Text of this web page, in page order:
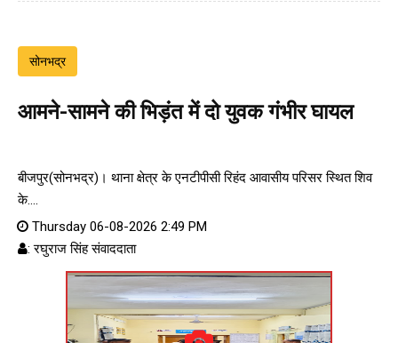
सोनभद्र
आमने-सामने की भिड़ंत में दो युवक गंभीर घायल
बीजपुर(सोनभद्र)। थाना क्षेत्र के एनटीपीसी रिहंद आवासीय परिसर स्थित शिव
के....
Thursday 06-08-2026 2:49 PM
: रघुराज सिंह संवाददाता